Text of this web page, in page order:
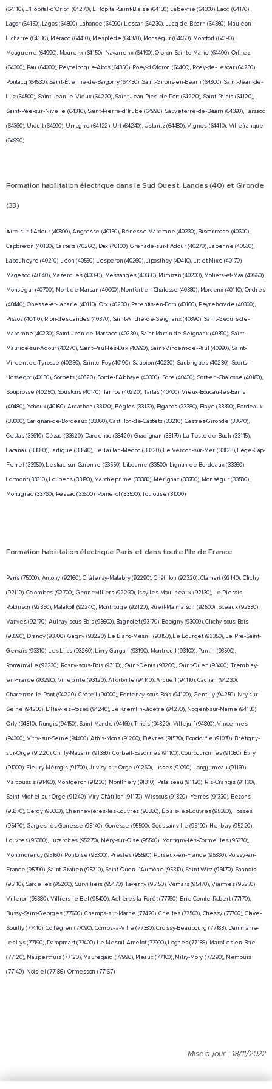
plus que
jamais à
craindre....
aucun de
ces services
n'est en
mesure de
vous faire...
"départ
réflexe" de
leurs
moyens en
cas
d'urgence
flagrante.
(64110), L'Hôpital-d'Orion (64270), L'Hôpital-Saint-Blaise (64130), Labeyrie (64300), Lacq (64170),
Lagor (64150), Lagos (64800), Lahonce (64990), Lescar (64230), Lucq-de-Béarn (64360), Mauléon-
Licharre (64130), Méracq (64410), Mesplède (64370), Monségur (64460), Montfort (64190),
Mouguerre (64990), Mourenx (64150), Navarrenx (64190), Oloron-Sainte-Marie (64400), Orthez
(64300), Pau (64000), Peyrelongue-Abos (64350), Poey-d'Oloron (64400), Poey-de-Lescar (64230),
Pontacq (64530), Saint-Étienne-de-Baïgorry (64430), Saint-Girons-en-Béarn (64300), Saint-Jean-de-
Luz (64500), Saint-Jean-le-Vieux (64220), Saint-Jean-Pied-de-Port (64220), Saint-Palais (64120),
Saint-Pée-sur-Nivelle (64310), Saint-Pierre-d'Irube (64990), Sauveterre-de-Béarn (64390), Tarsacq
(64360), Urcuit (64990), Urrugne (64122), Urt (64240), Ustaritz (64480), Vignes (64410), Villefranque
(64990)
Formation habilitation électrique dans le Sud Ouest, Landes (40) et Gironde
(33)
Aire-sur-l'Adour (40800), Angresse (40150), Bénesse-Maremne (40230), Biscarrosse (40600),
Capbreton (40130), Castets (40260), Dax (40100), Grenade-sur-l'Adour (40270), Labenne (40530),
Labouheyre (40210), Léon (40550), Lesperon (40260), Liposthey (40410), Lit-et-Mixe (40170),
Magescq (40140), Mazerolles (40090), Messanges (40660), Mimizan (40200), Moliets-et-Maa (40660),
Monségur (40700), Mont-de-Marsan (40000), Montfort-en-Chalosse (40380), Morcenx (40110), Ondres
(40440), Onesse-et-Laharie (40110), Orx (40230), Parentis-en-Born (40160), Peyrehorade (40300),
Pissos (40410), Rion-des-Landes (40370), Saint-André-de-Seignanx (40390), Saint-Geours-de-
Maremne (40230), Saint-Jean-de-Marsacq (40230), Saint-Martin-de-Seignanx (40390), Saint-
Maurice-sur-Adour (40270), Saint-Paul-lès-Dax (40990), Saint-Vincent-de-Paul (40990), Saint-
Vincent-de-Tyrosse (40230), Sainte-Foy (40190), Saubion (40230), Saubrigues (40230), Soorts-
Hossegor (40150), Sorbets (40320), Sorde-l'Abbaye (40300), Sore (40430), Sort-en-Chalosse (40180),
Souprosse (40250), Soustons (40140), Tarnos (40220), Tartas (40400), Vieux-Boucau-les-Bains
(40480), Ychoux (40160), Arcachon (33120), Bègles (33130), Biganos (33380), Blaye (33390), Bordeaux
(33000), Carignan-de-Bordeaux (33360), Castillon-de-Castets (33210), Castres-Gironde (33640),
Cestas (33610), Cézac (33620), Dardenac (33420), Gradignan (33170), La Teste-de-Buch (33115),
Lacanau (33680), Lartigue (33840), Le Taillan-Médoc (33320), Le Verdon-sur-Mer (33123), Lège-Cap-
Ferret (33950), Lestiac-sur-Garonne (33550), Libourne (33500), Lignan-de-Bordeaux (33360),
Lormont (33310), Loubens (33190), Marcheprime (33380), Mérignac (33700), Monségur (33580),
Montignac (33760), Pessac (33600), Pomerol (33500), Toulouse (31000).
Formation habilitation électrique Paris et dans toute l'Ile de France
Paris (75000), Antony (92160), Châtenay-Malabry (92290), Châtillon (92320), Clamart (92140), Clichy
(92110), Colombes (92700), Gennevilliers (92230), Issy-les-Moulineaux (92130), Le Plessis-
Robinson (92350), Malakoff (92240), Montrouge (92120), Rueil-Malmaison (92500), Sceaux (92330),
Vanves (92170), Aulnay-sous-Bois (93600), Bagnolet (93170), Bobigny (93000), Clichy-sous-Bois
(93390), Drancy (93700), Gagny (93220), Le Blanc-Mesnil (93150), Le Bourget (93350), Le Pré-Saint-
Gervais (93310), Les Lilas (93260), Livry-Gargan (93190), Montreuil (93100), Pantin (93500),
Romainville (93230), Rosny-sous-Bois (93110), Saint-Denis (93200), Saint-Ouen (93400), Tremblay-
en-France (93290), Villepinte (93420), Alfortville (94140), Arcueil (94110), Cachan (94230),
Charenton-le-Pont (94220), Créteil (94000), Fontenay-sous-Bois (94120), Gentilly (94250), Ivry-sur-
Seine (94200), L'Haÿ-les-Roses (94240), Le Kremlin-Bicêtre (94270), Nogent-sur-Marne (94130),
Orly (94310), Rungis (94150), Saint-Mandé (94160), Thiais (94320), Villejuif (94800), Vincennes
(94300), Vitry-sur-Seine (94400), Athis-Mons (91200), Bièvres (91570), Bondoufle (91070), Brétigny-
sur-Orge (91220), Chilly-Mazarin (91380), Corbeil-Essonnes (91100), Courcouronnes (91080), Évry
(91000), Fleury-Mérogis (91700), Juvisy-sur-Orge (91260), Lisses (91090), Longjumeau (91160),
Marcoussis (91460), Montgeron (91230), Montlhéry (91310), Palaiseau (91120), Ris-Orangis (91130),
Saint-Michel-sur-Orge (91240), Viry-Châtillon (91170), Wissous (91320), Yerres (91330), Bezons
(95870), Cergy (95000), Chennevières-lès-Louvres (95380), Épiais-lès-Louvres (95380), Fosses
(95470), Garges-lès-Gonesse (95140), Gonesse (95500), Goussainville (95190), Herblay (95220),
Louvres (95380), Luzarches (95270), Méry-sur-Oise (95540), Montigny-lès-Cormeilles (95370),
Montmorency (95160), Pontoise (95300), Presles (95590), Puiseux-en-France (95380), Roissy-en-
France (95700) ,Saint-Gratien (95210), Saint-Ouen-l'Aumône (95310), Saint-Witz (95470), Sannois
(95110), Sarcelles (95200), Survilliers (95470), Taverny (95150), Vémars (95470), Viarmes (95270),
Villeron (95380), Villiers-le-Bel (95400), Achères-la-Forêt (77760), Brie-Comte-Robert (77170),
Bussy-Saint-Georges (77600), Champs-sur-Marne (77420), Chelles (77500), Chessy (77700), Claye-
Souilly (77410), Collégien (77090), Combs-la-Ville (77380), Croissy-Beaubourg (77183), Dammarie-
les-Lys (77190), Dampmart (77400), Le Mesnil-Amelot (77990), Lognes (77185), Marolles-en-Brie
(77120), Mauperthuis (77120), Mauregard (77990), Meaux (77100), Mitry-Mory (77290), Nemours
(77140), Noisiel (77186), Ormesson (77167).
Mise à jour : 18/11/2022